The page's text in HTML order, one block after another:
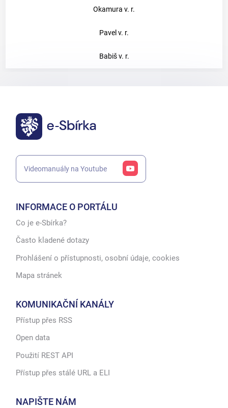
Okamura v. r.
Pavel v. r.
Babiš v. r.
Videomanuály na Youtube
INFORMACE O PORTÁLU
Co je e-Sbírka?
Často kladené dotazy
Prohlášení o přístupnosti, osobní údaje, cookies
Mapa stránek
KOMUNIKAČNÍ KANÁLY
Přístup přes RSS
Open data
Použití REST API
Přístup přes stálé URL a ELI
NAPIŠTE NÁM